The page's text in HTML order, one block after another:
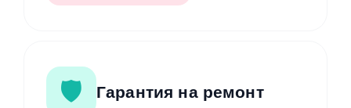
🛡️ Гарантия на ремонт